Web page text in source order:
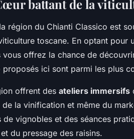
battant de la
région du Chianti Classico est
toscane. En optant pour
offrez la chance de
proposés ici sont parmi les plus
offrent des ateliers immersifs
la vinification et même du
vignobles et des séances
du pressage des raisins.